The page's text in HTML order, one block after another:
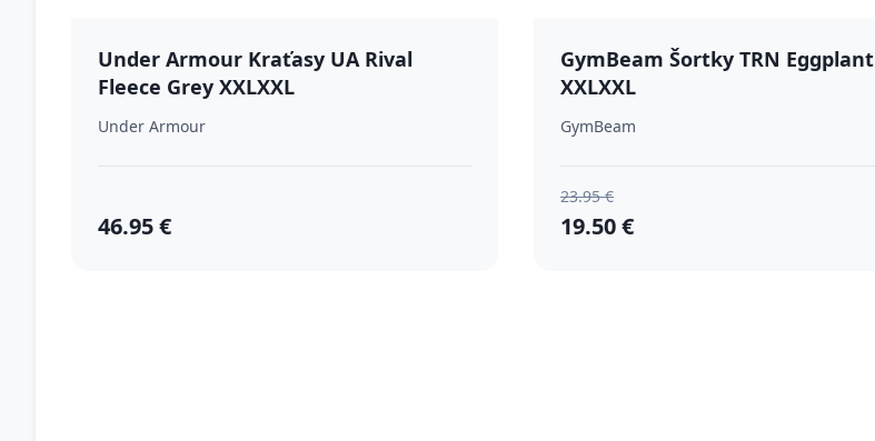
Under Armour Kraťasy UA Rival
Fleece Grey XXLXXL
Under Armour
46.95 €
GymBeam Šortky TRN Eggplant
XXLXXL
GymBeam
23.95 €
19.50 €